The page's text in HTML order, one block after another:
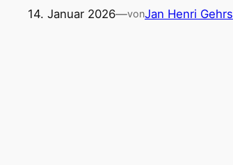
14. Januar 2026—vonJan Henri Gehrs